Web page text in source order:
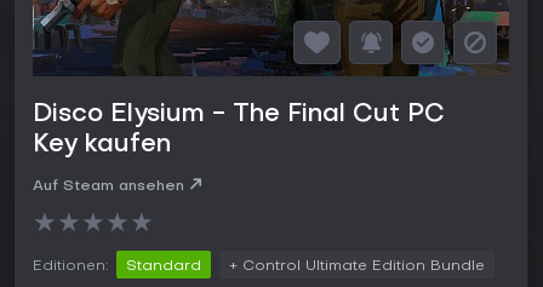
Disco Elysium - The Final Cut PC
Key kaufen
Auf Steam ansehen
★★★★★
Editionen: Standard + Control Ultimate Edition Bundle